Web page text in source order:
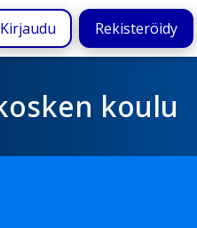
Kirjaudu Rekisteröidy
koulu